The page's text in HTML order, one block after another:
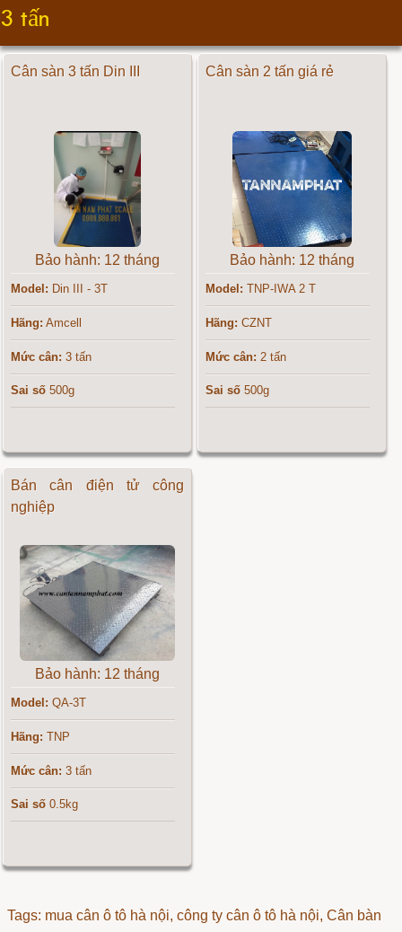
3 tấn
Cân sàn 3 tấn Din III
Bảo hành: 12 tháng
Model: Din III - 3T
Hãng: Amcell
Mức cân: 3 tấn
Sai số 500g
Cân sàn 2 tấn giá rẻ
Bảo hành: 12 tháng
Model: TNP-IWA 2 T
Hãng: CZNT
Mức cân: 2 tấn
Sai số 500g
Bán cân điện tử công
nghiệp
Bảo hành: 12 tháng
Model: QA-3T
Hãng: TNP
Mức cân: 3 tấn
Sai số 0.5kg
Tags: mua cân ô tô hà nội, công ty cân ô tô hà nội, Cân bàn